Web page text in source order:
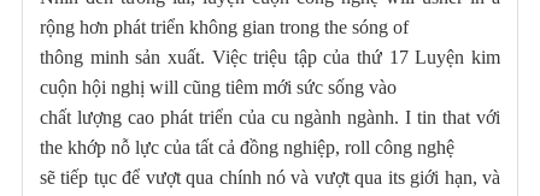
rộng hơn phát triển không gian trong the sóng of
thông minh sản xuất. Việc triệu tập của thứ 17 Luyện kim
cuộn hội nghị will cũng tiêm mới sức sống vào
chất lượng cao phát triển của cu ngành ngành. I tin that với
the khớp nỗ lực của tất cả đồng nghiệp, roll công nghệ
sẽ tiếp tục để vượt qua chính nó và vượt qua its giới hạn, và